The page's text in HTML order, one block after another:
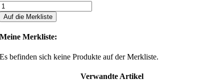
Auf die Merkliste
Meine Merkliste:
Es befinden sich keine Produkte auf der Merkliste.
Verwandte Artikel